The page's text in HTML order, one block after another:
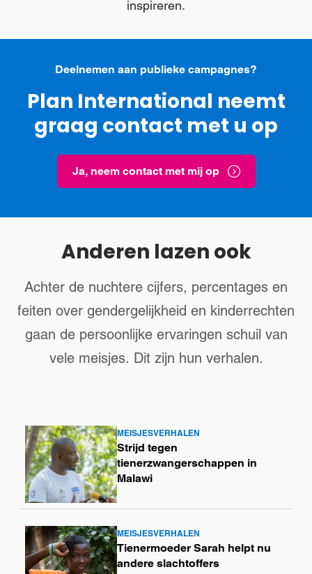
inspireren.
Deelnemen aan publieke campagnes?
Plan International neemt
graag contact met u op
Ja, neem contact met mij op
Anderen lazen ook
Achter de nuchtere cijfers, percentages en
feiten over gendergelijkheid en kinderrechten
gaan de persoonlijke ervaringen schuil van
vele meisjes. Dit zijn hun verhalen.
MEISJESVERHALEN
Strijd tegen
tienerzwangerschappen in
Malawi
Lees
meer
MEISJESVERHALEN
Tienermoeder Sarah helpt nu
andere slachtoffers
Lees
meer